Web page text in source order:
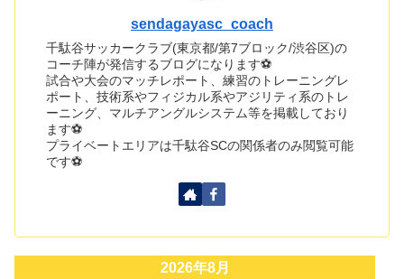
sendagayasc_coach
千駄谷サッカークラブ(東京都/第7ブロック/渋谷区)の
コーチ陣が発信するブログになります⚽
試合や大会のマッチレポート、練習のトレーニングレ
ポート、技術系やフィジカル系やアジリティ系のトレ
ーニング、マルチアングルシステム等を掲載しており
ます⚽
プライベートエリアは千駄谷SCの関係者のみ閲覧可能
です⚽
2026年8月